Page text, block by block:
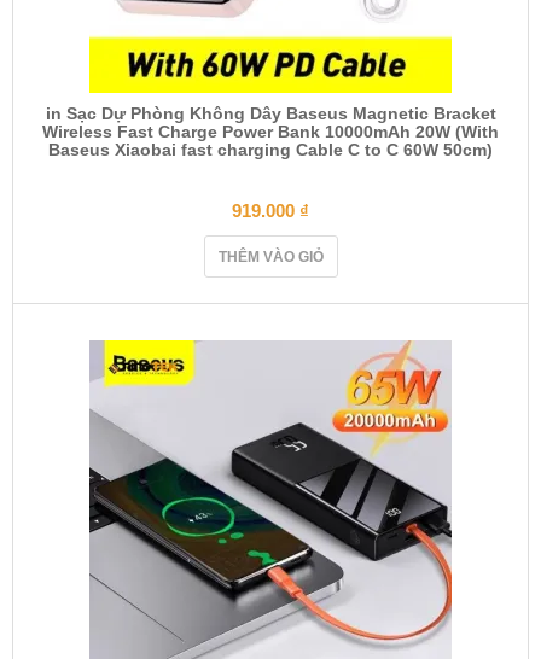
in Sạc Dự Phòng Không Dây Baseus Magnetic Bracket
Wireless Fast Charge Power Bank 10000mAh 20W (With
Baseus Xiaobai fast charging Cable C to C 60W 50cm)
919.000 ₫
THÊM VÀO GIỎ